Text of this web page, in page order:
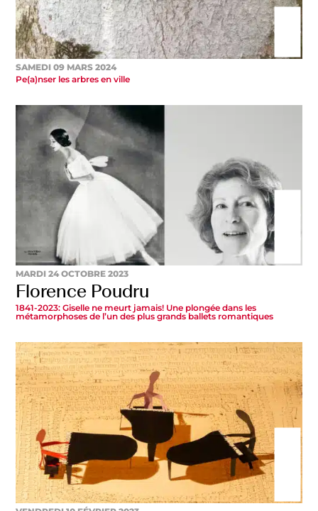
SAMEDI 09 MARS 2024
Pe(a)nser les arbres en ville
MARDI 24 OCTOBRE 2023
Florence Poudru
1841-2023: Giselle ne meurt jamais! Une plongée dans les
métamorphoses de l’un des plus grands ballets romantiques